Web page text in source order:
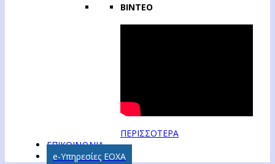
ΒΙΝΤΕΟ
ΠΕΡΙΣΣΟΤΕΡΑ
ΕΠΙΚΟΙΝΩΝΙΑ
e-Υπηρεσίες ΕΟΧΑ